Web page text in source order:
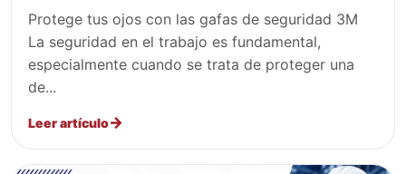
Protege tus ojos con las gafas de seguridad 3M
La seguridad en el trabajo es fundamental,
especialmente cuando se trata de proteger una
de...
Leer artículo